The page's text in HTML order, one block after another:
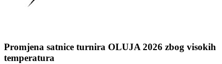
Promjena satnice turnira OLUJA 2026 zbog visokih
temperatura